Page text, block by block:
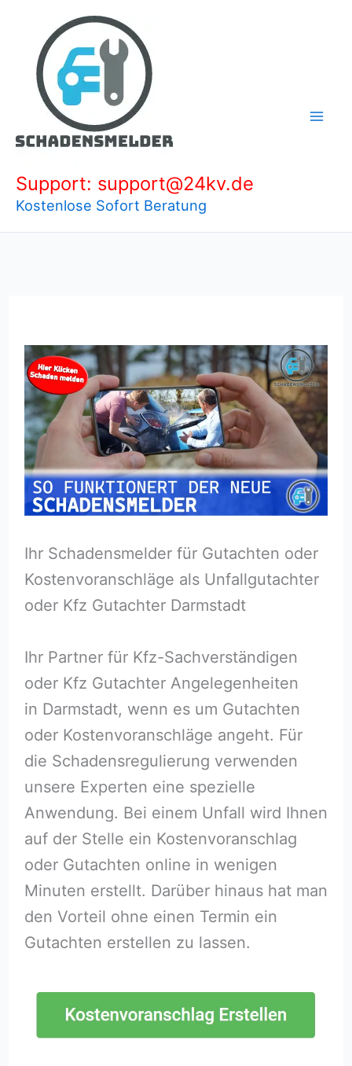
springen
Support: support@24kv.de
Kostenlose Sofort Beratung
Ihr Schadensmelder für Gutachten oder
Kostenvoranschläge als Unfallgutachter
oder Kfz Gutachter Darmstadt
Ihr Partner für Kfz-Sachverständigen
oder Kfz Gutachter Angelegenheiten
in Darmstadt, wenn es um Gutachten
oder Kostenvoranschläge angeht. Für
die Schadensregulierung verwenden
unsere Experten eine spezielle
Anwendung. Bei einem Unfall wird Ihnen
auf der Stelle ein Kostenvoranschlag
oder Gutachten online in wenigen
Minuten erstellt. Darüber hinaus hat man
den Vorteil ohne einen Termin ein
Gutachten erstellen zu lassen.